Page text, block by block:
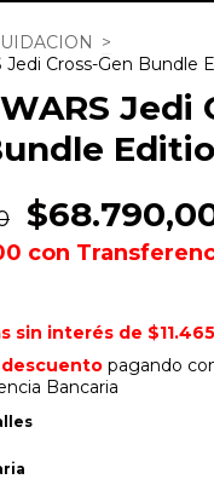
>
Jedi Cross-Gen Bundle
Jedi
con
sin interés de
descuentopagando
Bancaria